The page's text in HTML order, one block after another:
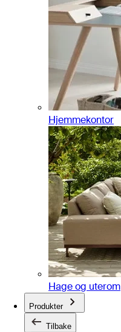
Hjemmekontor
Hage og uterom
Produkter
Tilbake